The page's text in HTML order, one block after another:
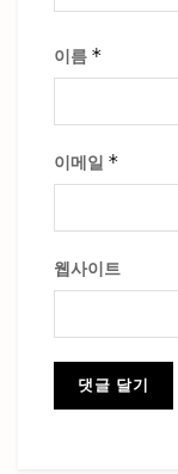
이름 *
이메일 *
웹사이트